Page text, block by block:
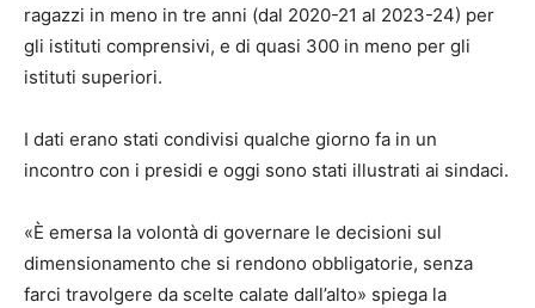
ragazzi in meno in tre anni (dal 2020-21 al 2023-24) per
gli istituti comprensivi, e di quasi 300 in meno per gli
istituti superiori.
I dati erano stati condivisi qualche giorno fa in un
incontro con i presidi e oggi sono stati illustrati ai sindaci.
«È emersa la volontà di governare le decisioni sul
dimensionamento che si rendono obbligatorie, senza
farci travolgere da scelte calate dall’alto» spiega la